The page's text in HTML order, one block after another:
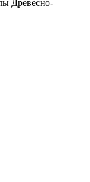
Древесно-